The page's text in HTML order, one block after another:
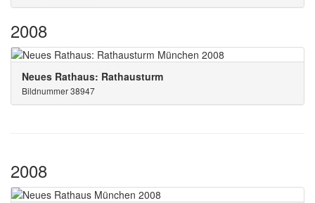
2008
Neues Rathaus: Rathausturm
Bildnummer 38947
2008